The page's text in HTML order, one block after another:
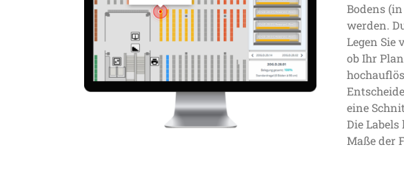
Bodens
werden.
Legen Sie
ob Ihr
eine
Die
Maße der